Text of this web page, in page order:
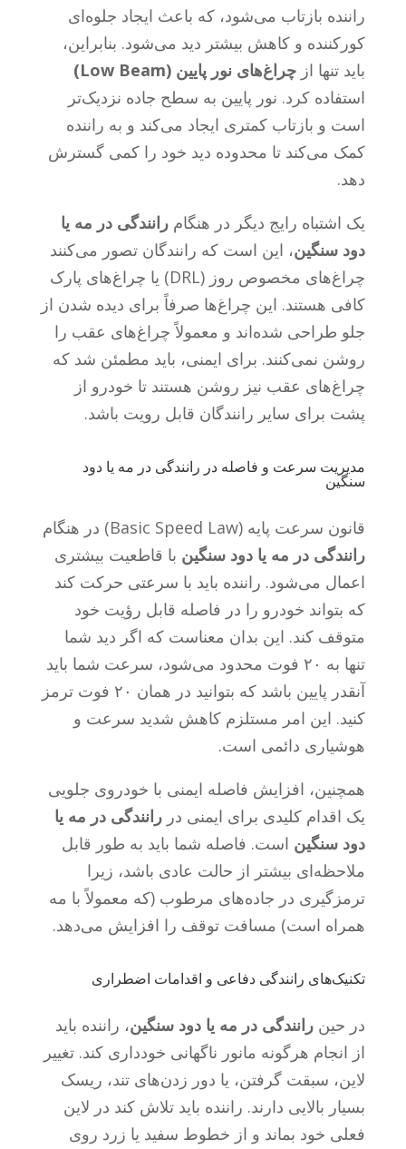
راننده بازتاب می‌شود، که باعث ایجاد جلوه‌ای
کورکننده و کاهش بیشتر دید می‌شود. بنابراین،
باید تنها از چراغ‌های نور پایین (Low Beam)
استفاده کرد. نور پایین به سطح جاده نزدیک‌تر
است و بازتاب کمتری ایجاد می‌کند و به راننده
کمک می‌کند تا محدوده دید خود را کمی گسترش
دهد.
یک اشتباه رایج دیگر در هنگام رانندگی در مه یا
دود سنگین، این است که رانندگان تصور می‌کنند
چراغ‌های مخصوص روز (DRL) یا چراغ‌های پارک
کافی هستند. این چراغ‌ها صرفاً برای دیده شدن از
جلو طراحی شده‌اند و معمولاً چراغ‌های عقب را
روشن نمی‌کنند. برای ایمنی، باید مطمئن شد که
چراغ‌های عقب نیز روشن هستند تا خودرو از
پشت برای سایر رانندگان قابل رویت باشد.
مدیریت سرعت و فاصله در رانندگی در مه یا دود
سنگین
قانون سرعت پایه (Basic Speed Law) در هنگام
رانندگی در مه یا دود سنگین با قاطعیت بیشتری
اعمال می‌شود. راننده باید با سرعتی حرکت کند
که بتواند خودرو را در فاصله قابل رؤیت خود
متوقف کند. این بدان معناست که اگر دید شما
تنها به ۲۰ فوت محدود می‌شود، سرعت شما باید
آنقدر پایین باشد که بتوانید در همان ۲۰ فوت ترمز
کنید. این امر مستلزم کاهش شدید سرعت و
هوشیاری دائمی است.
همچنین، افزایش فاصله ایمنی با خودروی جلویی
یک اقدام کلیدی برای ایمنی در رانندگی در مه یا
دود سنگین است. فاصله شما باید به طور قابل
ملاحظه‌ای بیشتر از حالت عادی باشد، زیرا
ترمزگیری در جاده‌های مرطوب (که معمولاً با مه
همراه است) مسافت توقف را افزایش می‌دهد.
تکنیک‌های رانندگی دفاعی و اقدامات اضطراری
در حین رانندگی در مه یا دود سنگین، راننده باید
از انجام هرگونه مانور ناگهانی خودداری کند. تغییر
لاین، سبقت گرفتن، یا دور زدن‌های تند، ریسک
بسیار بالایی دارند. راننده باید تلاش کند در لاین
فعلی خود بماند و از خطوط سفید یا زرد روی